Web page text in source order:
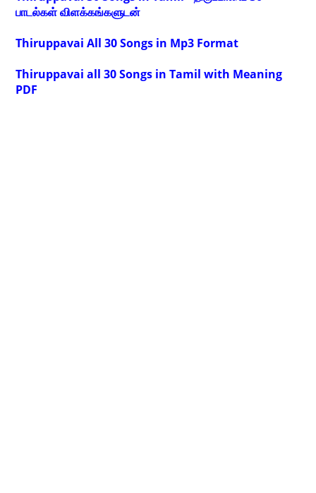
பாடல்கள் விளக்கங்களுடன்
Thiruppavai All 30 Songs in Mp3 Format
Thiruppavai all 30 Songs in Tamil with Meaning
PDF